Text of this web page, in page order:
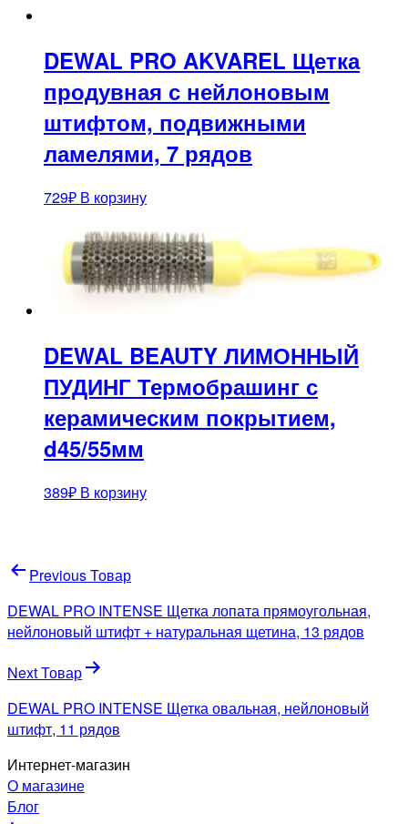
DEWAL PRO AKVAREL Щетка
продувная с нейлоновым
штифтом, подвижными
ламелями, 7 рядов
729₽ В корзину
DEWAL BEAUTY ЛИМОННЫЙ
ПУДИНГ Термобрашинг с
керамическим покрытием,
d45/55мм
389₽ В корзину
Навигация
по
записям
Previous Товар
DEWAL PRO INTENSE Щетка лопата прямоугольная,
нейлоновый штифт + натуральная щетина, 13 рядов
Next Товар
DEWAL PRO INTENSE Щетка овальная, нейлоновый
штифт, 11 рядов
Интернет-магазин
О магазине
Блог